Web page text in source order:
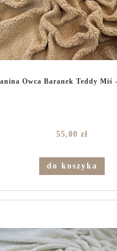
Owca Baranek Teddy Miś
55,00 zł
do koszyka